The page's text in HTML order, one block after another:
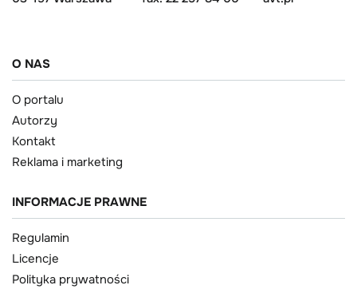
O NAS
O portalu
Autorzy
Kontakt
Reklama i marketing
INFORMACJE PRAWNE
Regulamin
Licencje
Polityka prywatności